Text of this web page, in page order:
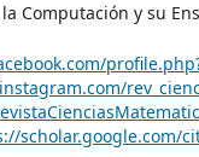
Computación y su
scholar.google.com/